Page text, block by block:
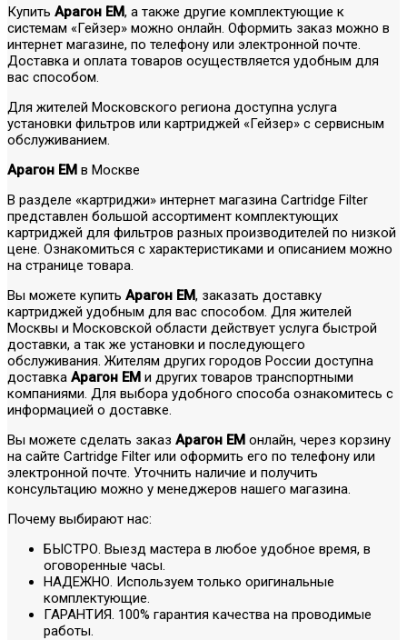
Купить Арагон ЕМ, а также другие комплектующие к
системам «Гейзер» можно онлайн. Оформить заказ можно в
интернет магазине, по телефону или электронной почте.
Доставка и оплата товаров осуществляется удобным для
вас способом.
Для жителей Московского региона доступна услуга
установки фильтров или картриджей «Гейзер» с сервисным
обслуживанием.
Арагон ЕМ в Москве
В разделе «картриджи» интернет магазина Cartridge Filter
представлен большой ассортимент комплектующих
картриджей для фильтров разных производителей по низкой
цене. Ознакомиться с характеристиками и описанием можно
на странице товара.
Вы можете купить Арагон ЕМ, заказать доставку
картриджей удобным для вас способом. Для жителей
Москвы и Московской области действует услуга быстрой
доставки, а так же установки и последующего
обслуживания. Жителям других городов России доступна
доставка Арагон ЕМ и других товаров транспортными
компаниями. Для выбора удобного способа ознакомитесь с
информацией о доставке.
Вы можете сделать заказ Арагон ЕМ онлайн, через корзину
на сайте Cartridge Filter или оформить его по телефону или
электронной почте. Уточнить наличие и получить
консультацию можно у менеджеров нашего магазина.
Почему выбирают нас:
БЫСТРО. Выезд мастера в любое удобное время, в
оговоренные часы.
НАДЕЖНО. Используем только оригинальные
комплектующие.
ГАРАНТИЯ. 100% гарантия качества на проводимые
работы.